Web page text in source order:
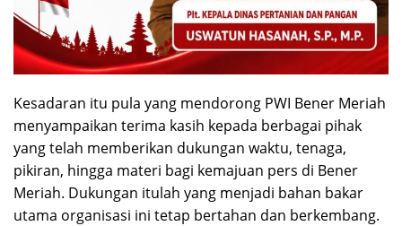
Kesadaran itu pula yang mendorong PWI Bener Meriah
menyampaikan terima kasih kepada berbagai pihak
yang telah memberikan dukungan waktu, tenaga,
pikiran, hingga materi bagi kemajuan pers di Bener
Meriah. Dukungan itulah yang menjadi bahan bakar
utama organisasi ini tetap bertahan dan berkembang.